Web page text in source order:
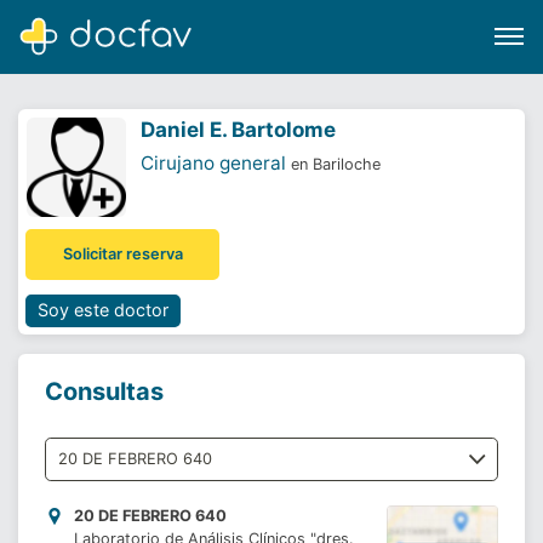
Software para clínicas
¿Eres un doctor?
Daniel E. Bartolome
Cirujano general en Bariloche
Solicitar reserva
Soy este doctor
Consultas
20 DE FEBRERO 640
Laboratorio de Análisis Clínicos "dres.